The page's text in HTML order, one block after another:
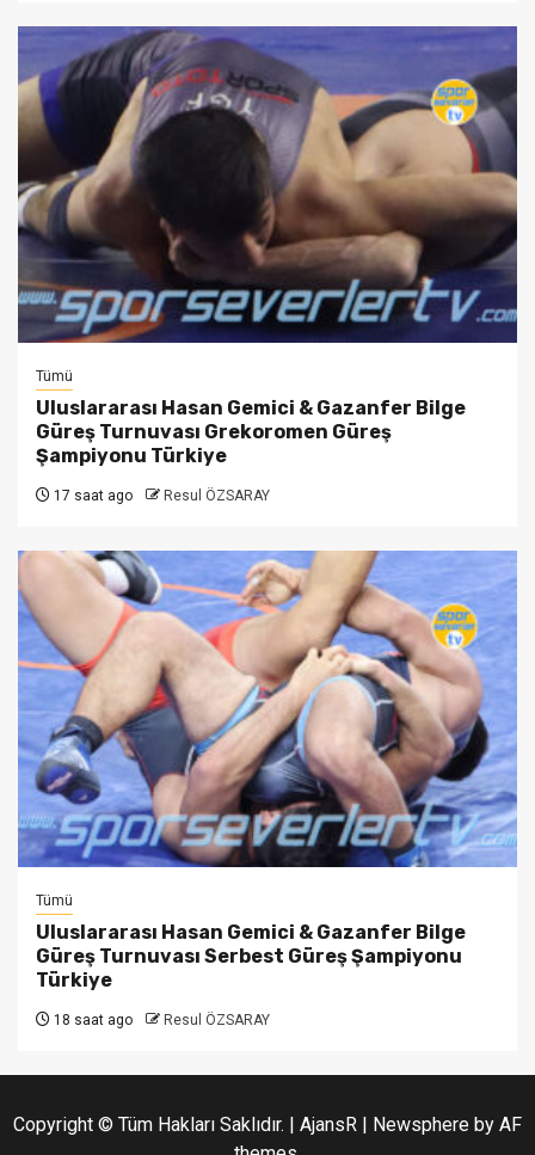
Tümü
Uluslararası Hasan Gemici & Gazanfer Bilge
Güreş Turnuvası Grekoromen Güreş
Şampiyonu Türkiye
17 saat ago Resul ÖZSARAY
Tümü
Uluslararası Hasan Gemici & Gazanfer Bilge
Güreş Turnuvası Serbest Güreş Şampiyonu
Türkiye
18 saat ago Resul ÖZSARAY
Copyright © Tüm Hakları Saklıdır. | AjansR | Newsphere by AF